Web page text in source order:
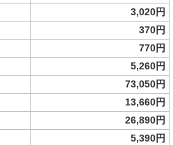
3,020円
370円
770円
5,260円
73,050円
13,660円
26,890円
5,390円